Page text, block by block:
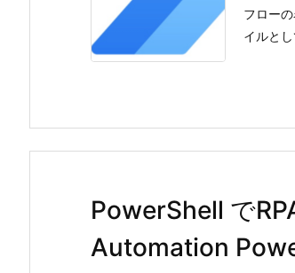
フロー
イルと
PowerShell で
Automation